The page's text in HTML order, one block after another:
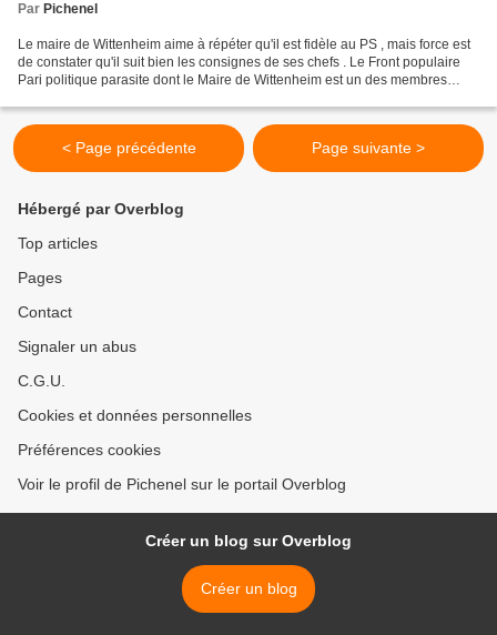
Par Pichenel
Le maire de Wittenheim aime à répéter qu'il est fidèle au PS , mais force est
de constater qu'il suit bien les consignes de ses chefs . Le Front populaire
Pari politique parasite dont le Maire de Wittenheim est un des membres
< Page précédente Page suivante >
Hébergé par Overblog
Top articles
Pages
Contact
Signaler un abus
C.G.U.
Cookies et données personnelles
Préférences cookies
Voir le profil de Pichenel sur le portail Overblog
Créer un blog sur Overblog
Créer un blog